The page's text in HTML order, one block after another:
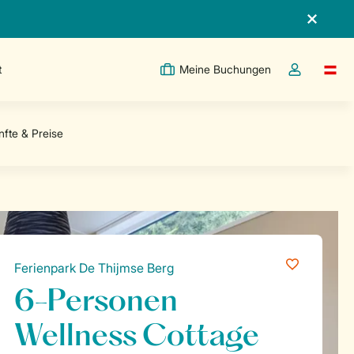
Meine Buchungen
Dropdown-
Ferienpark De Thijmse Berg
6-Personen
Wellness Cottage